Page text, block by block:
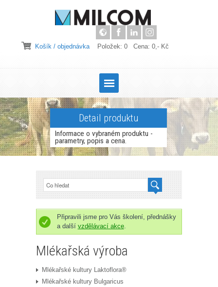
Košík / objednávkaPoložek: 0 Cena: 0,- Kč
Detail produktu
Informace o vybraném produktu -
parametry, popis a cena.
Připravili jsme pro Vás školení, přednášky
a další vzdělávací akce.
Mlékařská výroba
Mlékařské kultury Laktoflora®
Mlékařské kultury Bulgaricus